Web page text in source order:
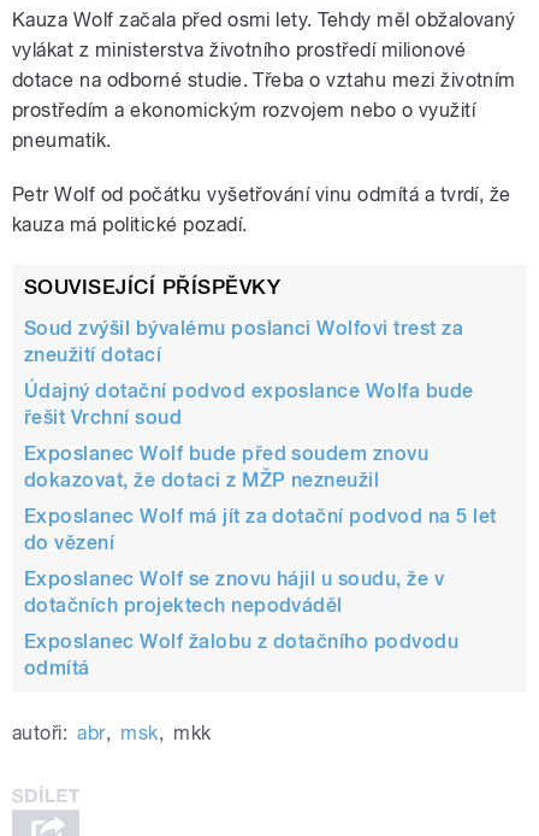
Kauza Wolf začala před osmi lety. Tehdy měl obžalovaný
vylákat z ministerstva životního prostředí milionové
dotace na odborné studie. Třeba o vztahu mezi životním
prostředím a ekonomickým rozvojem nebo o využití
pneumatik.
Petr Wolf od počátku vyšetřování vinu odmítá a tvrdí, že
kauza má politické pozadí.
SOUVISEJÍCÍ PŘÍSPĚVKY
Soud zvýšil bývalému poslanci Wolfovi trest za
zneužití dotací
Údajný dotační podvod exposlance Wolfa bude
řešit Vrchní soud
Exposlanec Wolf bude před soudem znovu
dokazovat, že dotaci z MŽP nezneužil
Exposlanec Wolf má jít za dotační podvod na 5 let
do vězení
Exposlanec Wolf se znovu hájil u soudu, že v
dotačních projektech nepodváděl
Exposlanec Wolf žalobu z dotačního podvodu
odmítá
autoři: abr, msk, mkk